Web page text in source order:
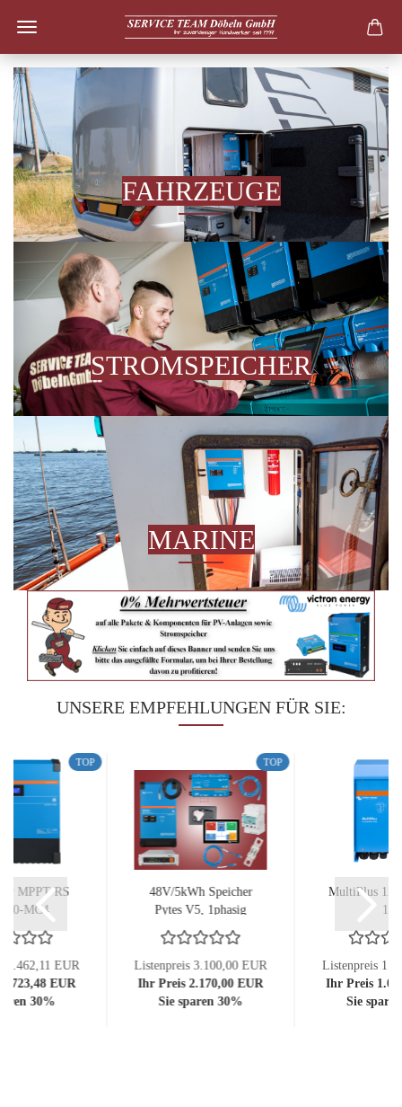
FAHRZEUGE
STROMSPEICHER
MARINE
UNSERE EMPFEHLUNGEN FÜR SIE:
TOP
MPPT RS
MC4
2.462,11 EUR
EUR
30%
TOP
48V/5kWh Speicher
Pytes V5, 1phasig
3kVA...
Listenpreis 3.100,00 EUR
Ihr Preis 2.170,00 EUR
Sie sparen 30%
MultiPlus 12/
16
Listenpreis
Ihr Preis
Sie